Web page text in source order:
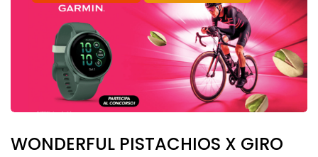
WONDERFUL PISTACHIOS X GIRO